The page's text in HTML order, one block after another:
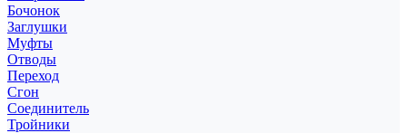
Бочонок
Заглушки
Муфты
Отводы
Переход
Сгон
Соединитель
Тройники